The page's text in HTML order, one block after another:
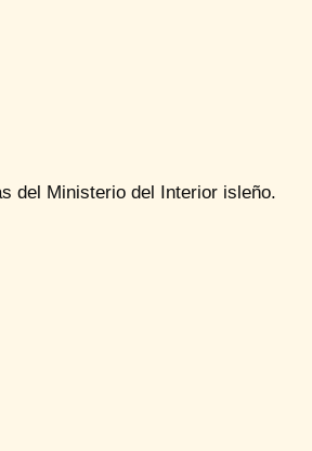
del Ministerio del Interior isleño.